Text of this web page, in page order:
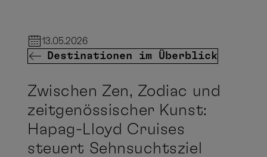
13.05.2026
Destinationen im Überblick
Zwischen Zen, Zodiac und
zeitgenössischer Kunst:
Hapag-Lloyd Cruises
steuert Sehnsuchtsziel